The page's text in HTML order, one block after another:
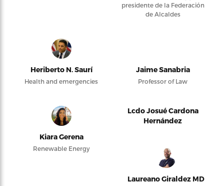
presidente de la Federación
de Alcaldes
Heriberto N. Saurí
Health and emergencies
Jaime Sanabria
Professor of Law
Kiara Gerena
Renewable Energy
Lcdo Josué Cardona
Hernández
Laureano Giraldez MD